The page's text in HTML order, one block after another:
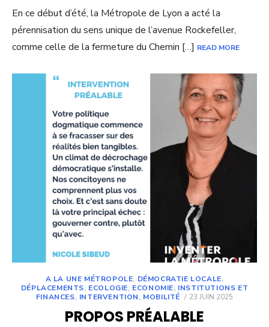
En ce début d’été, la Métropole de Lyon a acté la
pérennisation du sens unique de l’avenue Rockefeller,
comme celle de la fermeture du Chemin […] READ MORE
A LA UNE MÉTROPOLE, DÉMOCRATIE LOCALE,
DÉPLACEMENTS, ECOLOGIE, ECONOMIE, INSTITUTIONS ET
FINANCES, INTERVENTION, MOBILITÉ
POSTED
23 JUIN 2025
PROPOS PRÉALABLE